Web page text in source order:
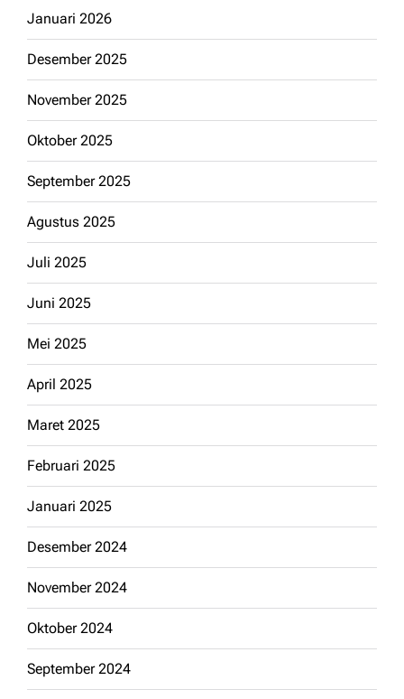
Januari 2026
Desember 2025
November 2025
Oktober 2025
September 2025
Agustus 2025
Juli 2025
Juni 2025
Mei 2025
April 2025
Maret 2025
Februari 2025
Januari 2025
Desember 2024
November 2024
Oktober 2024
September 2024